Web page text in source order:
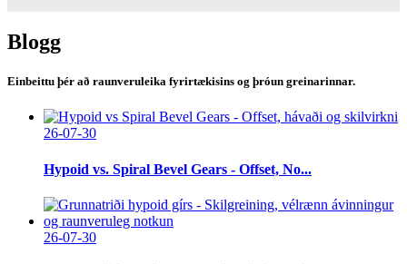
Blogg
Einbeittu þér að raunveruleika fyrirtækisins og þróun greinarinnar.
26-07-30
Hypoid vs. Spiral Bevel Gears - Offset, No...
26-07-30